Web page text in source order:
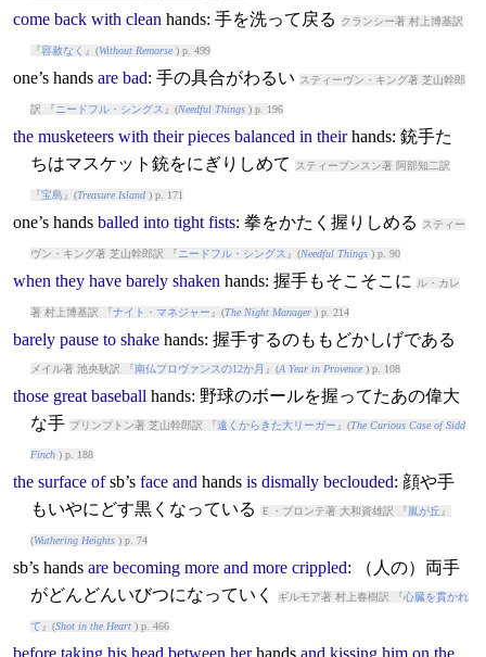
come back with clean hands: 手を洗って戻る クランシー著 村上博基訳
『容赦なく 』(Without Remorse) p. 499
one’s hands are bad: 手の具合がわるい スティーヴン・キング著 芝山幹郎
訳 『 ニードフル・シングス 』(Needful Things) p. 196
the musketeers with their pieces balanced in their hands: 銃手た
ちはマスケット銃をにぎりしめて
スティーブンスン著 阿部知二訳
『宝島 』(Treasure Island) p. 171
one’s hands balled into tight fists: 拳をかたく握りしめる スティー
ヴン・キング著 芝山幹郎訳 『 ニードフル・シングス 』(Needful Things) p. 90
when they have barely shaken hands: 握手もそこそこに ル・カレ
著 村上博基訳 『ナイト・マネジャー 』(The Night Manager) p. 214
barely pause to shake hands: 握手するのももどかしげである
メイル著 池央耿訳 『南仏プロヴァンスの12か月 』(A Year in Provence) p. 108
those great baseball hands: 野球のボールを握ってたあの偉大
な手 プリンプトン著 芝山幹郎訳 『遠くからきた大リーガー 』(The Curious Case of Sidd
Finch) p. 188
the surface ofsb’s face and hands is dismally beclouded: 顔や手
もいやにどす黒くなっている
Ｅ・ブロンテ著 大和資雄訳 『嵐が丘 』
(Wuthering Heights) p. 74
sb’s hands are becoming more and more crippled: （人の）両手
がどんどんいびつになっていく
ギルモア著 村上春樹訳 『心臓を貫かれ
て 』(Shot in the Heart) p. 466